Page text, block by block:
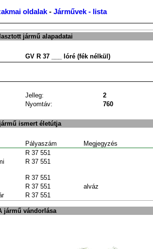
oldalak- Járművek - lista
jármű alapadatai
GV R 37 ___ lóré (fék nélkül)
Jelleg:
2
Nyomtáv: 760
ismert életútja
Pályaszám
Megjegyzés
R 37 551
R 37 551
R 37 551
R 37 551
alváz
R 37 551
jármű vándorlása